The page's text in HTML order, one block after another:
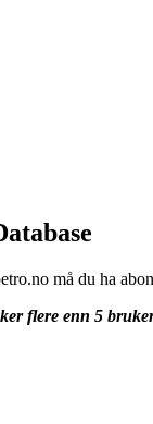
må du ha
flere enn 5